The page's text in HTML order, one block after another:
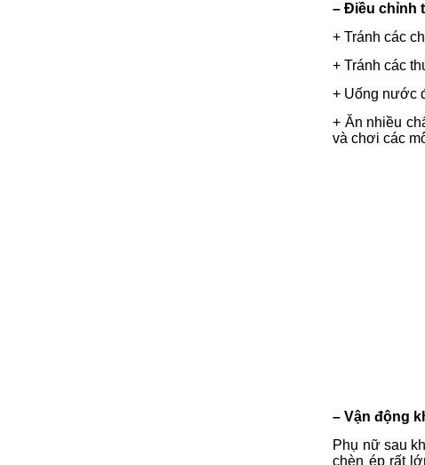
– Điều chỉnh
+ Tránh các
+ Tránh các
+ Uống nước
+ Ăn nhiều
và chơi các
– Vận động
Phụ nữ sau
chèn ép rất